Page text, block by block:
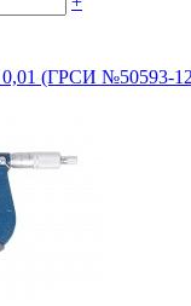
(ГРСИ №50593-